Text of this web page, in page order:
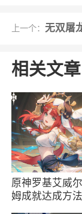
小编评价
1、游戏
在比赛的高端
2、凭借
现、多样的竞
为了市场上
设计的赛道
验。游戏中的
上一个： 无双屠龙
相关文章
原神罗基艾威
姆成就达成方法